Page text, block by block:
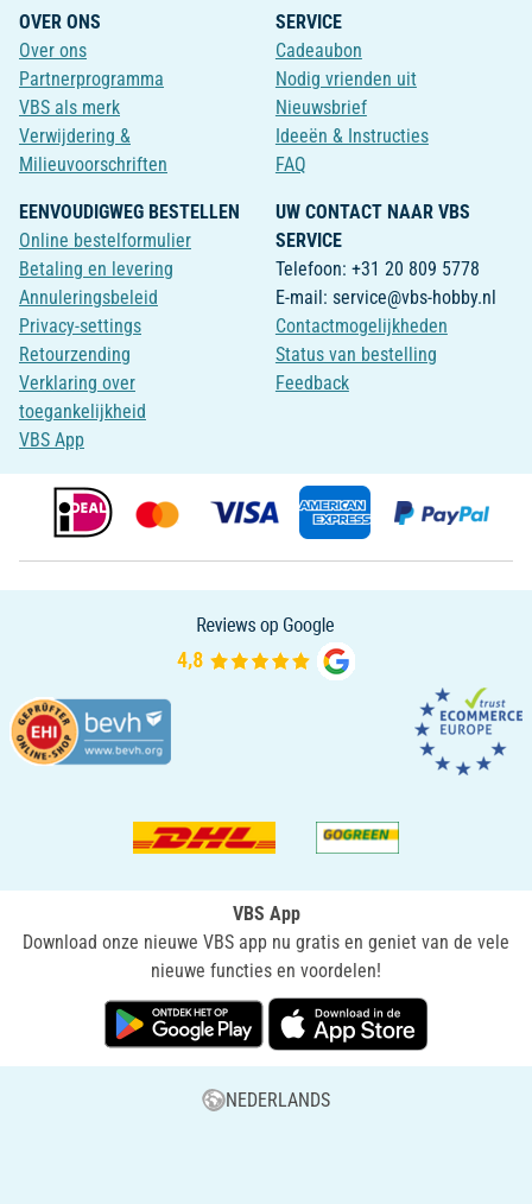
OVER ONS
Over ons
Partnerprogramma
VBS als merk
Verwijdering &
Milieuvoorschriften
SERVICE
Cadeaubon
Nodig vrienden uit
Nieuwsbrief
Ideeën & Instructies
FAQ
EENVOUDIGWEG BESTELLEN
Online bestelformulier
Betaling en levering
Annuleringsbeleid
Privacy-settings
Retourzending
Verklaring over
toegankelijkheid
VBS App
UW CONTACT NAAR VBS
SERVICE
Telefoon: +31 20 809 5778
E-mail: service@vbs-hobby.nl
Contactmogelijkheden
Status van bestelling
Feedback
VBS App
Download onze nieuwe VBS app nu gratis en geniet van de vele
nieuwe functies en voordelen!
NEDERLANDS